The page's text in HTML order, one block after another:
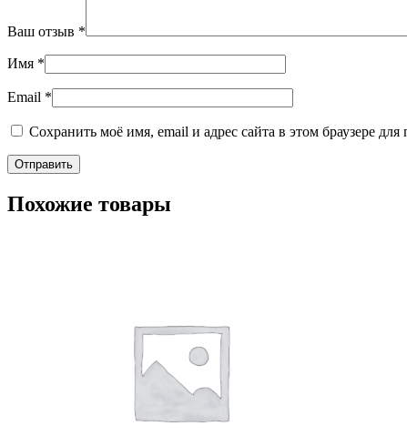
Ваш отзыв *
Имя *
Email *
Сохранить моё имя, email и адрес сайта в этом браузере
Похожие товары